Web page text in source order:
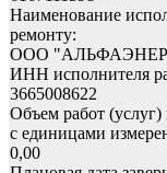
Наименование
ремонту:
ООО
ИНН исполнителя
3665008622
Объем работ (услуг)
с единицами
0,00